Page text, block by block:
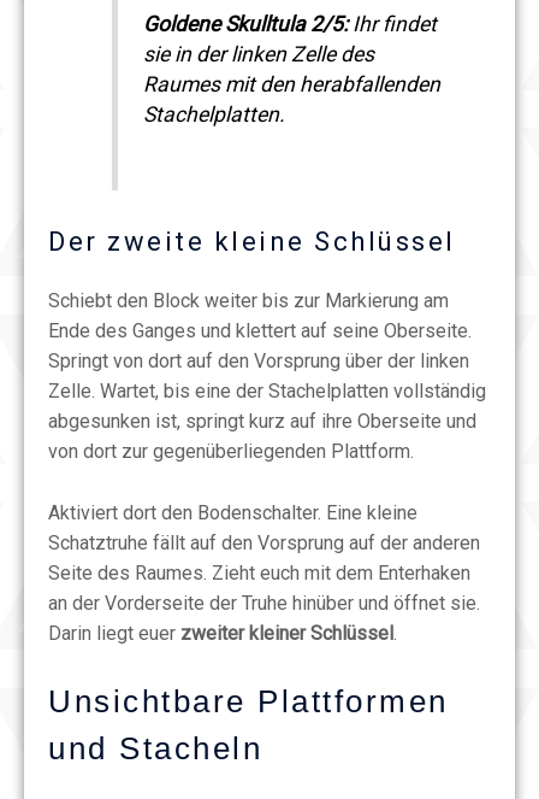
Goldene Skulltula 2/5:Ihr findet
sie in der linken Zelle des
Raumes mit den herabfallenden
Stachelplatten.
Der zweite kleine Schlüssel
Schiebt den Block weiter bis zur Markierung am
Ende des Ganges und klettert auf seine Oberseite.
Springt von dort auf den Vorsprung über der linken
Zelle. Wartet, bis eine der Stachelplatten vollständig
abgesunken ist, springt kurz auf ihre Oberseite und
von dort zur gegenüberliegenden Plattform.
Aktiviert dort den Bodenschalter. Eine kleine
Schatztruhe fällt auf den Vorsprung auf der anderen
Seite des Raumes. Zieht euch mit dem Enterhaken
an der Vorderseite der Truhe hinüber und öffnet sie.
Darin liegt euer zweiter kleiner Schlüssel
Unsichtbare Plattformen
und Stacheln